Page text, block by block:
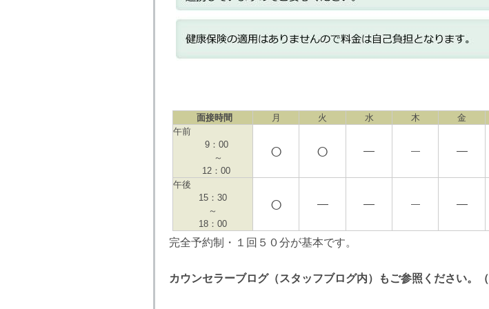
面接時間 月 火 水 木 金
午前
9：00
～
12：00
○ ○ ― ― ―
午後
15：30
～
18：00
○ ― ― ― ―
完全予約制・１回５０分が基本です。
カウンセラーブログ（スタッフブログ内）もご参照ください。（